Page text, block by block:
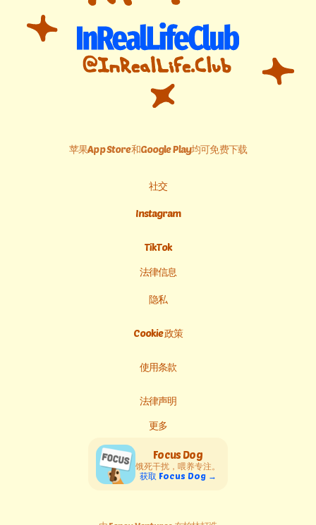
苹果App Store和Google Play均可免费下载
社交
Instagram
TikTok
法律信息
隐私
Cookie 政策
使用条款
法律声明
更多
Focus Dog
饿死干扰，喂养专注。
获取 Focus Dog →